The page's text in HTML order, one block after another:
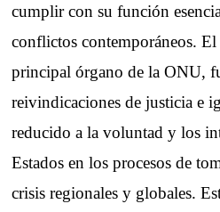
cumplir con su función
conflictos contemporáneos.
principal órgano de la ONU,
reivindicaciones de justicia e
reducido a la voluntad y los
Estados en los procesos de
crisis regionales y globales.